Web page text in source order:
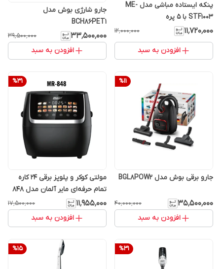
پنکه ایستاده مباشی مدل ME-
STF1003 با ۵ پره
۱۱٬۷۲۰٬۰۰۰ ۱۲٬۰۰۰٬۰۰۰
افزودن به سبد
جارو شارژی بوش مدل
BCH86PET1
۳۳٬۵۰۰٬۰۰۰ ۳۹٬۵۰۰٬۰۰۰
افزودن به سبد
%11
جارو برقی بوش مدل BGL8POW2
۳۵٬۵۰۰٬۰۰۰ ۴۰٬۰۰۰٬۰۰۰
افزودن به سبد
%31
مولتی کوکر و پلوپز برقی 24 کاره
تمام حرفه‌ای مایر آلمان مدل 848
۱۱٬۹۵۵٬۰۰۰ ۱۷٬۵۰۰٬۰۰۰
افزودن به سبد
%31
%15